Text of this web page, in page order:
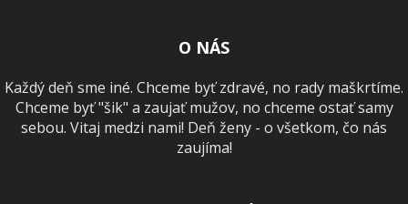
O NÁS
Každý deň sme iné. Chceme byť zdravé, no rady maškrtíme.
Chceme byť "šik" a zaujať mužov, no chceme ostať samy
sebou. Vitaj medzi nami! Deň ženy - o všetkom, čo nás
zaujíma!